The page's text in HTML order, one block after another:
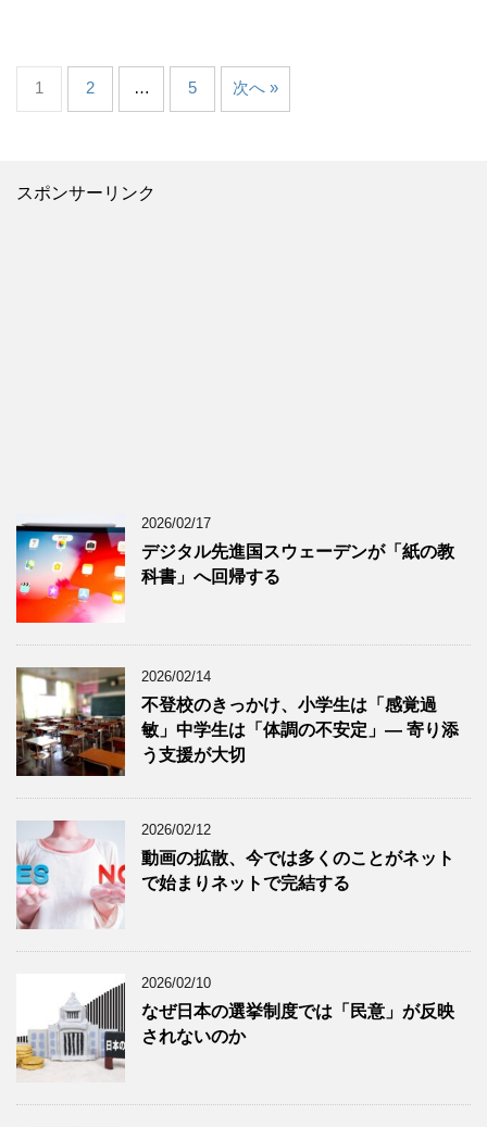
1 2 … 5 次へ »
スポンサーリンク
2026/02/17
デジタル先進国スウェーデンが「紙の教
科書」へ回帰する
2026/02/14
不登校のきっかけ、小学生は「感覚過
敏」中学生は「体調の不安定」― 寄り添
う支援が大切
2026/02/12
動画の拡散、今では多くのことがネット
で始まりネットで完結する
2026/02/10
なぜ日本の選挙制度では「民意」が反映
されないのか